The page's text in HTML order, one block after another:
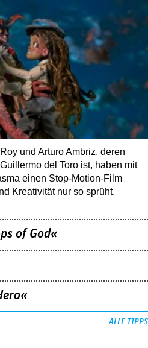
und Arturo Ambriz, deren
del Toro ist, haben mit
einen Stop-Motion-Film
Kreativität nur so sprüht.
of God«
ALLE TIPPS